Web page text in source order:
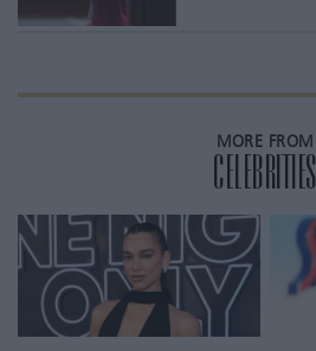
MORE FROM
CELEBRITIES